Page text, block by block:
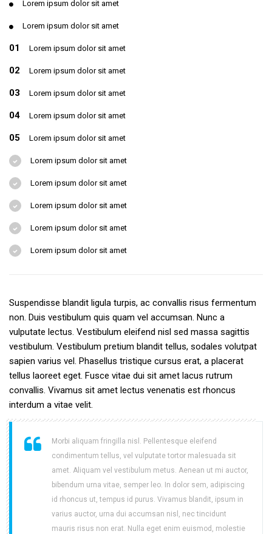
Lorem ipsum dolor sit amet
Lorem ipsum dolor sit amet
01 Lorem ipsum dolor sit amet
02 Lorem ipsum dolor sit amet
03 Lorem ipsum dolor sit amet
04 Lorem ipsum dolor sit amet
05 Lorem ipsum dolor sit amet
Lorem ipsum dolor sit amet
Lorem ipsum dolor sit amet
Lorem ipsum dolor sit amet
Lorem ipsum dolor sit amet
Lorem ipsum dolor sit amet
Suspendisse blandit ligula turpis, ac convallis risus fermentum
non. Duis vestibulum quis quam vel accumsan. Nunc a
vulputate lectus. Vestibulum eleifend nisl sed massa sagittis
vestibulum. Vestibulum pretium blandit tellus, sodales volutpat
sapien varius vel. Phasellus tristique cursus erat, a placerat
tellus laoreet eget. Fusce vitae dui sit amet lacus rutrum
convallis. Vivamus sit amet lectus venenatis est rhoncus
interdum a vitae velit.
Morbi aliquam fringilla nisl. Pellentesque eleifend
condimentum tellus, vel vulputate tortor malesuada sit
amet. Aliquam vel vestibulum metus. Aenean ut mi auctor,
bibendum urna vitae, semper leo. In dolor sem, adipiscing
id rhoncus ut, tempus id purus. Vivamus blandit, ipsum in
varius auctor, urna dui accumsan nisl, nec tincidunt
mauris risus non erat. Nulla eget enim euismod, molestie